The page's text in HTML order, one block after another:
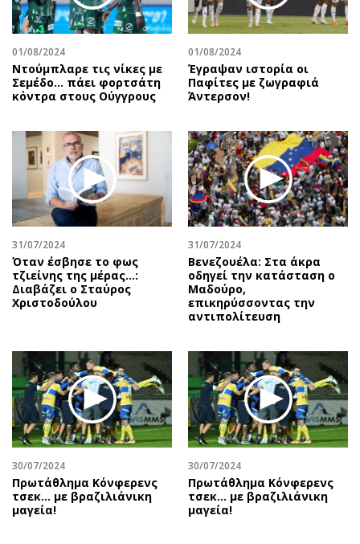
01/08/2024
Ντούμπλαρε τις νίκες με
Σεμέδο… πάει φορτσάτη
κόντρα στους Ούγγρους
01/08/2024
Έγραψαν ιστορία οι
Παφίτες με ζωγραφιά
Άντερσον!
31/07/2024
Όταν έσβησε το φως
τζιείνης της μέρας…:
Διαβάζει ο Σταύρος
Χριστοδούλου
31/07/2024
Βενεζουέλα: Στα άκρα
οδηγεί την κατάσταση ο
Μαδούρο,
επικηρύσσοντας την
αντιπολίτευση
30/07/2024
Πρωτάθλημα Κόνφερενς
τσεκ… με βραζιλιάνικη
μαγεία!
30/07/2024
Πρωτάθλημα Κόνφερενς
τσεκ… με βραζιλιάνικη
μαγεία!